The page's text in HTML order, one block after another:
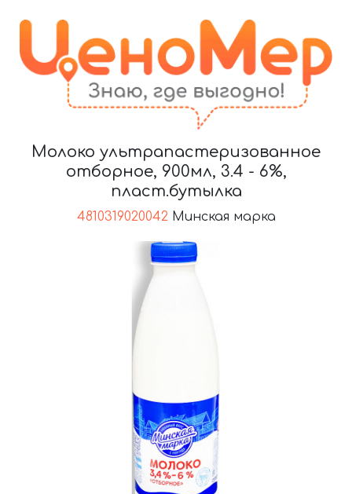
Молоко ультрапастеризованное
отборное, 900мл, 3.4 - 6%,
пласт.бутылка
4810319020042Минская марка